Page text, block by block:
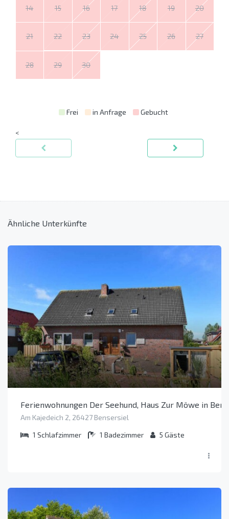
14 15 16 17 18 19 20
21 22 23 24 25 26 27
28 29 30
Frei in Anfrage Gebucht
<
Ähnliche Unterkünfte
Ferienwohnungen Der Seehund, Haus Zur Möwe in
Am Kajedeich 2, 26427 Bensersiel
1 Schlafzimmer 1 Badezimmer 5 Gäste